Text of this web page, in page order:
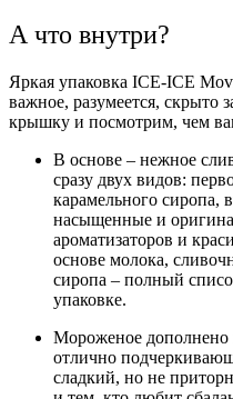
А что внутри?
Яркая упаковка ICE-ICE
важное, разумеется, скрыто
крышку и посмотрим, чем
В основе – нежное
сразу двух видов:
карамельного сиропа,
насыщенные и
ароматизаторов и
основе молока,
сиропа – полный
упаковке.
Мороженое дополнено
отлично
сладкий, но не